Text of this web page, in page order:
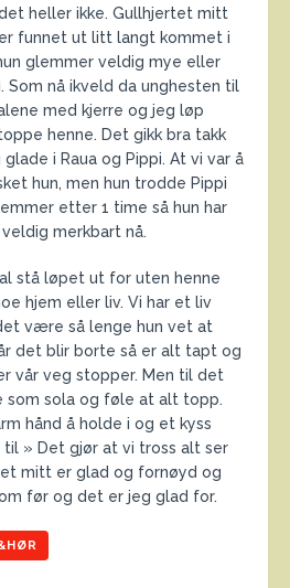
heller ikke. Gullhjertet mitt
funnet ut litt langt kommet i
glemmer veldig mye eller
Som nå ikveld da unghesten til
med kjerre og jeg løp
henne. Det gikk bra takk
i Raua og Pippi. At vi var å
hun, men hun trodde Pippi
etter 1 time så hun har
merkbart nå.
stå løpet ut for uten henne
hjem eller liv. Vi har et liv
være så lenge hun vet at
det blir borte så er alt tapt og
vår veg stopper. Men til det
som sola og føle at alt topp.
hånd å holde i og et kyss
» Det gjør at vi tross alt ser
mitt er glad og fornøyd og
før og det er jeg glad for.